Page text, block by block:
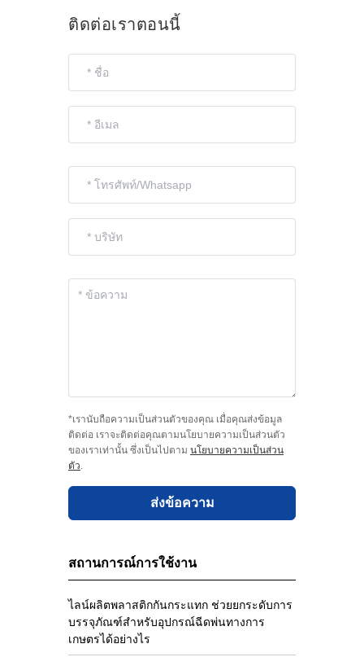
ติดต่อเราตอนนี้
*เรานับถือความเป็นส่วนตัวของคุณ เมื่อคุณส่งข้อมูล
ติดต่อ เราจะติดต่อคุณตามนโยบายความเป็นส่วนตัว
ของเราเท่านั้น ซึ่งเป็นไปตาม นโยบายความเป็นส่วน
ตัว.
ส่งข้อความ
สถานการณ์การใช้งาน
ไลน์ผลิตพลาสติกกันกระแทก ช่วยยกระดับการ
บรรจุภัณฑ์สำหรับอุปกรณ์ฉีดพ่นทางการ
เกษตรได้อย่างไร